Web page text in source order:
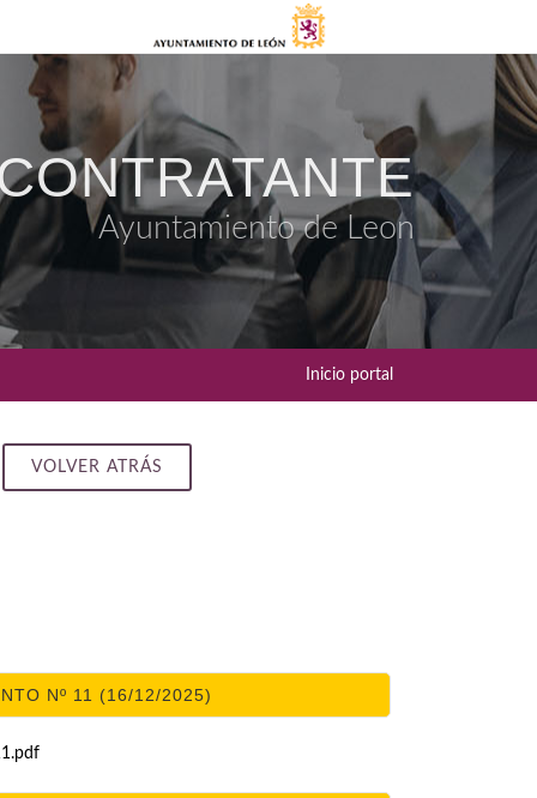
Ayuntamiento de Leon
Inicio portal
VOLVER ATRÁS
Nº 11 (16/12/2025)